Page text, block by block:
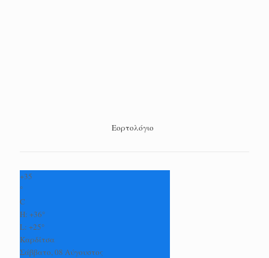
Εορτολόγιο
+35
°
C
H: +36°
L: +25°
Καρδίτσα
Σάββατο, 08 Αύγουστος